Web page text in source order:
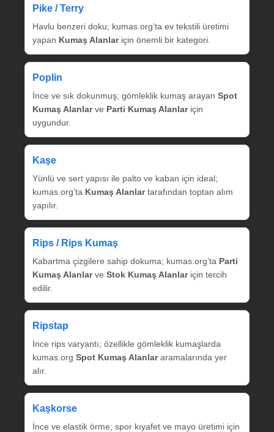
Pike / Terry
Havlu benzeri doku; kumas.org’ta ev tekstili üretimi
yapan Kumaş Alanlariçin önemli bir kategori.
Poplin
İnce ve sık dokunmuş; gömleklik kumaş arayan Spot
Kumaş Alanlarve Parti Kumaş Alanlariçin
uygundur.
Kaşe
Yünlü ve sert yapısı ile palto ve kaban için ideal;
kumas.org’ta Kumaş Alanlartarafından toptan alım
yapılır.
Rips / Rips Kumaş
Kabartma çizgilere sahip dokuma; kumas.org’ta Parti
Kumaş Alanlarve Stok Kumaş Alanlariçin tercih
edilir.
Ripstap
İnce rips varyantı; özellikle gömleklik kumaşlarda
kumas.org Spot Kumaş Alanlararamalarında yer
alır.
Kaşkorse
İnce ve elastik örme; spor kıyafet ve mayo üretimi için